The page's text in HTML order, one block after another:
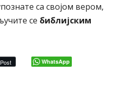
са својом вером,
се библијским
Post WhatsApp